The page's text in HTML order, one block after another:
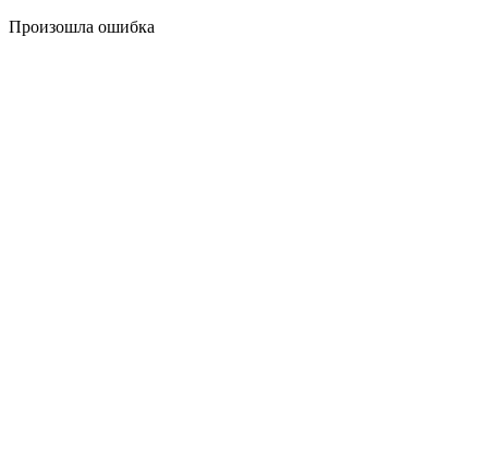
Произошла ошибка